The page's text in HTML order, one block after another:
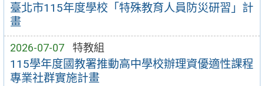
臺北市115年度學校「特殊教育人員防災研習」計
畫
2026-07-07 特教組
115學年度國教署推動高中學校辦理資優適性課程
專業社群實施計畫